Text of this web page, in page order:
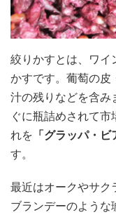
絞りかすとは、ワイ
かすです。葡萄の皮
汁の残りなどを含み
ぐに瓶詰めされて
れを 「グラッパ・
す。
最近はオークやサク
ブランデーのような